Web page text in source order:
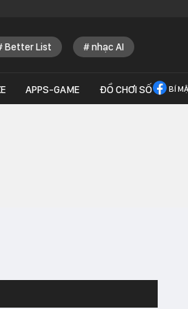
Better List nhạc AI
APPS-GAME ĐỒ CHƠI SỐ BÍ